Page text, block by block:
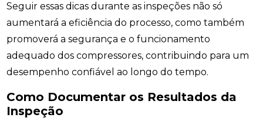
Seguir essas dicas durante as inspeções não só
aumentará a eficiência do processo, como também
promoverá a segurança e o funcionamento
adequado dos compressores, contribuindo para um
desempenho confiável ao longo do tempo.
Como Documentar os Resultados da
Inspeção